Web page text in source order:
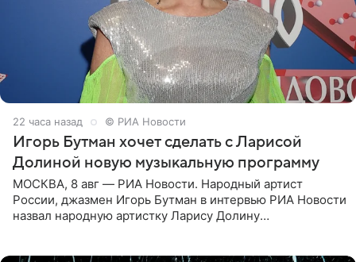
22 часа назад © РИА Новости
Игорь Бутман хочет сделать с Ларисой
Долиной новую музыкальную программу
МОСКВА, 8 авг — РИА Новости. Народный артист
России, джазмен Игорь Бутман в интервью РИА Новости
назвал народную артистку Ларису Долину